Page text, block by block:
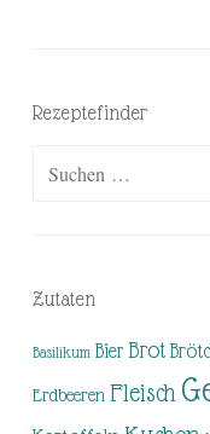
Rezeptefinder
Zutaten
Basilikum Bier Brot
Erdbeeren Fleisch